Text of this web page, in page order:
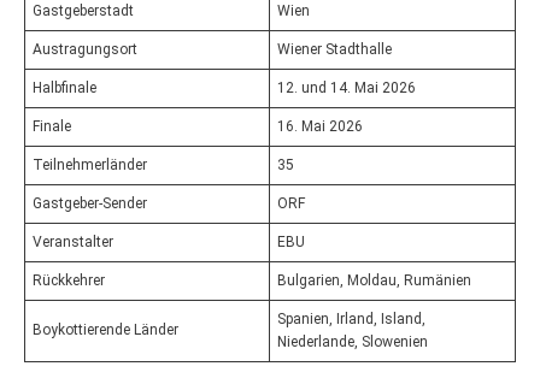
Gastgeberstadt Wien
Austragungsort Wiener Stadthalle
Halbfinale 12. und 14. Mai 2026
Finale 16. Mai 2026
Teilnehmerländer 35
Gastgeber-Sender ORF
Veranstalter EBU
Rückkehrer Bulgarien, Moldau, Rumänien
Boykottierende Länder
Spanien, Irland, Island,
Niederlande, Slowenien